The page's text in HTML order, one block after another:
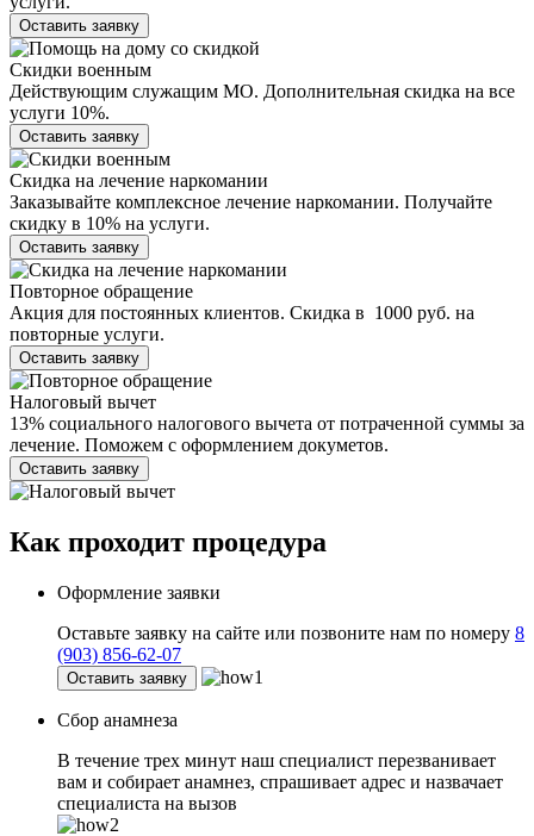
Оставить заявку
Скидки военным
Действующим служащим МО. Дополнительная скидка на все
услуги 10%.
Оставить заявку
Скидка на лечение наркомании
Заказывайте комплексное лечение наркомании. Получайте
скидку в 10% на услуги.
Оставить заявку
Повторное обращение
Акция для постоянных клиентов. Скидка в 1000 руб. на
повторные услуги.
Оставить заявку
Налоговый вычет
13% социального налогового вычета от потраченной суммы за
лечение. Поможем с оформлением докуметов.
Оставить заявку
Как проходит процедура
Оформление заявки
Оставьте заявку на сайте или позвоните нам по номеру 8
(903) 856-62-07
Оставить заявку
Сбор анамнеза
В течение трех минут наш специалист перезванивает
вам и собирает анамнез, спрашивает адрес и назвачает
специалиста на вызов